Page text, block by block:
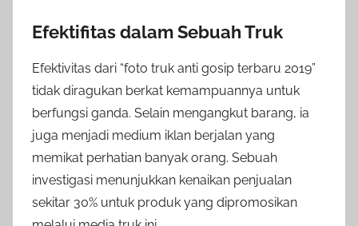
Efektifitas dalam Sebuah Truk
Efektivitas dari “foto truk anti gosip terbaru 2019”
tidak diragukan berkat kemampuannya untuk
berfungsi ganda. Selain mengangkut barang, ia
juga menjadi medium iklan berjalan yang
memikat perhatian banyak orang. Sebuah
investigasi menunjukkan kenaikan penjualan
sekitar 30% untuk produk yang dipromosikan